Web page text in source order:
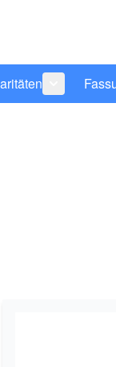
anzeigen
für Kategorie